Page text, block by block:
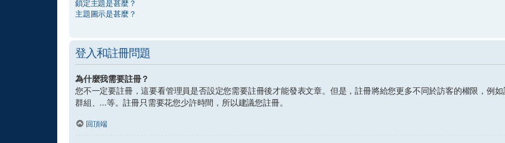
鎖定主題是甚麼？
主題圖示是甚麼？
登入和註冊問題
為什麼我需要註冊？
您不一定要註冊，這要看管理員是否設定您需要註冊後才能發表文章。但是，註冊將給您更多不同於訪客的權限，例
群組、...等。註冊只需要花您少許時間，所以建議您註冊。
回頂端